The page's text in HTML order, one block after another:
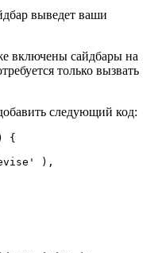
выведет ваши
включены сайдбары на
только вызвать
следующий код:
{
),